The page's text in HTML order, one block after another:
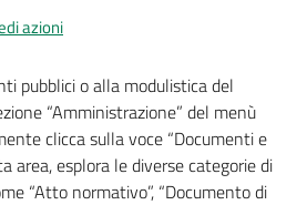
azioni
pubblici o alla modulistica del
“Amministrazione” del menù
clicca sulla voce “Documenti e
area, esplora le diverse categorie di
“Atto normativo”, “Documento di